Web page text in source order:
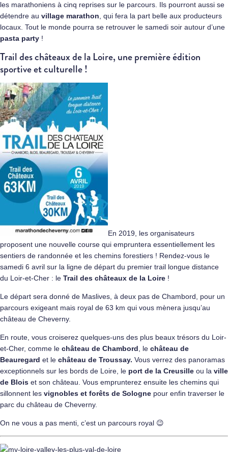
les marathoniens à cinq reprises sur le parcours. Ils pourront aussi se
détendre au village marathon , qui fera la part belle aux producteurs
locaux. Tout le monde pourra se retrouver le samedi soir autour d’une
pasta party !
Trail des châteaux de la Loire, une première édition
sportive et culturelle !
En 2019, les organisateurs
proposent une nouvelle course qui empruntera essentiellement les
sentiers de randonnée et les chemins forestiers ! Rendez-vous le
samedi 6 avril sur la ligne de départ du premier trail longue distance
du Loir-et-Cher : le Trail des châteaux de la Loire !
Le départ sera donné de Maslives, à deux pas de Chambord, pour un
parcours exigeant mais royal de 63 km qui vous mènera jusqu’au
château de Cheverny.
En route, vous croiserez quelques-uns des plus beaux trésors du Loir-
et-Cher, comme le château de Chambord , le château de
Beauregard et le château de Troussay. Vous verrez des panoramas
exceptionnels sur les bords de Loire, le port de la Creusille ou la ville
de Blois et son château. Vous emprunterez ensuite les chemins qui
sillonnent les vignobles et forêts de Sologne pour enfin traverser le
parc du château de Cheverny.
On ne vous a pas menti, c’est un parcours royal 😉